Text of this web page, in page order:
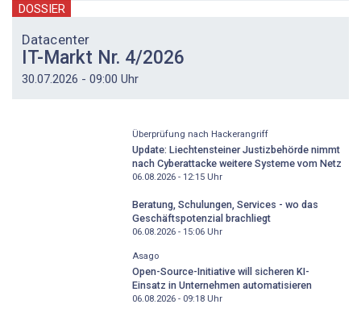
DOSSIER
Datacenter
IT-Markt Nr. 4/2026
30.07.2026 - 09:00 Uhr
Überprüfung nach Hackerangriff
Update: Liechtensteiner Justizbehörde nimmt
nach Cyberattacke weitere Systeme vom Netz
06.08.2026 - 12:15Uhr
Beratung, Schulungen, Services - wo das
Geschäftspotenzial brachliegt
06.08.2026 - 15:06Uhr
Asago
Open-Source-Initiative will sicheren KI-
Einsatz in Unternehmen automatisieren
06.08.2026 - 09:18Uhr